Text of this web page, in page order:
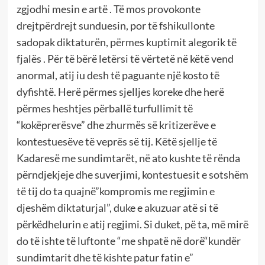
zgjodhi mesin e artë . Të mos provokonte
drejtpërdrejt sunduesin, por të fshikullonte
sadopak diktaturën, përmes kuptimit alegorik të
fjalës . Për të bërë letërsi të vërtetë në këtë vend
anormal, atij iu desh të paguante një kosto të
dyfishtë. Herë përmes sjelljes koreke dhe herë
përmes heshtjes përballë turfullimit të
“kokëprerësve” dhe zhurmës së kritizerëve e
kontestuesëve të veprës së tij. Këtë sjellje të
Kadaresë me sundimtarët, në ato kushte të rënda
përndjekjeje dhe suverjimi, kontestuesit e sotshëm
të tij do ta quajnë”kompromis me regjimin e
djeshëm diktaturjal”, duke e akuzuar atë si të
përkëdhelurin e atij regjimi. Si duket, pë ta, më mirë
do të ishte të luftonte “me shpatë në dorë“kundër
sundimtarit dhe të kishte patur fatin e”